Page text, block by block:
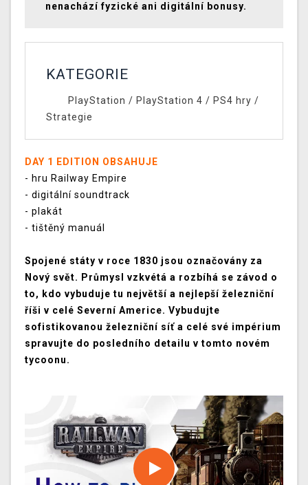
nenachází fyzické ani digitální bonusy.
KATEGORIE
PlayStation / PlayStation 4 / PS4 hry /
Strategie
DAY 1 EDITION OBSAHUJE
- hru Railway Empire
- digitální soundtrack
- plakát
- tištěný manuál
Spojené státy v roce 1830 jsou označovány za
Nový svět. Průmysl vzkvétá a rozbíhá se závod o
to, kdo vybuduje tu největší a nejlepší železniční
říši v celé Severní Americe. Vybudujte
sofistikovanou železniční síť a celé své impérium
spravujte do posledního detailu v tomto novém
tycoonu.